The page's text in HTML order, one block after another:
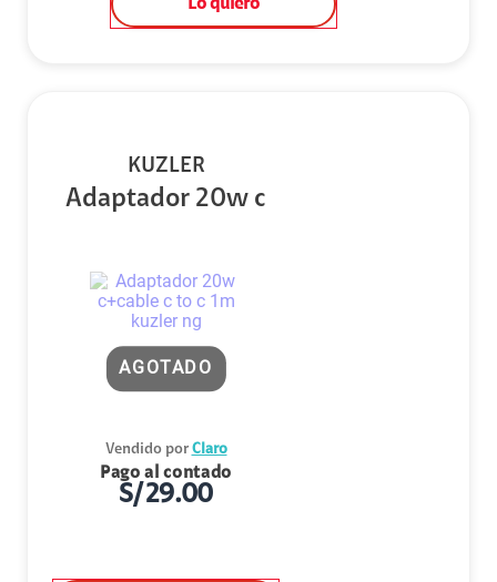
Lo quiero
KUZLER
Adaptador 20w c
AGOTADO
Vendido por Claro
Pago al contado
S/29.00